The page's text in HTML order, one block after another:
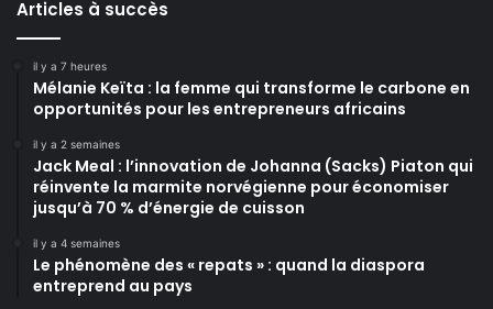
Articles à succès
il y a 7 heures
Mélanie Keïta : la femme qui transforme le carbone en
opportunités pour les entrepreneurs africains
il y a 2 semaines
Jack Meal : l’innovation de Johanna (Sacks) Piaton qui
réinvente la marmite norvégienne pour économiser
jusqu’à 70 % d’énergie de cuisson
il y a 4 semaines
Le phénomène des « repats » : quand la diaspora
entreprend au pays